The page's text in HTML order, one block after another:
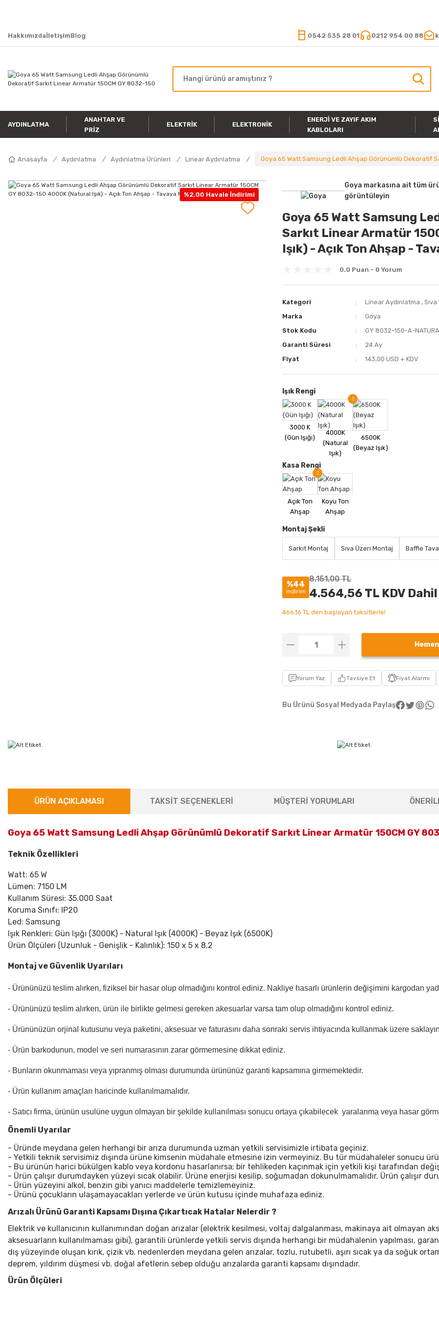
HakkımızdaİletişimBlog 0542 535 28 01 0212 954 00 88
AYDINLATMA
ANAHTAR VE
PRIZ
ELEKTRIK ELEKTRONIK
ENERJI VE ZAYIF AKIM
KABLOLARI
Anasayfa Aydınlatma Aydınlatma Ürünleri Linear Aydınlatma Goya 65 Watt Samsung Ledli Ahşap Görünümlü Dekoratif
%2,00 Havale İndirimi
Goya markasına ait tüm
görüntüleyin
Goya 65 Watt Samsung
Sarkıt Linear Armatür
Işık) - Açık Ton Ahşap -
0.0 Puan - 0 Yorum
Kategori Linear Aydınlatma ,
Marka
Goya
Stok Kodu
GY 8032-150-A-
Garanti Süresi
24 Ay
Fiyat
143,00 USD + KDV
Işık Rengi
Kasa Rengi
Montaj Şekli
Sarkıt Montaj Sıva Üzeri Montaj Baffle
%44
indirim
8.151,00 TL
4.564,56 TL KDV Dahil
466,16 TL den başlayan taksitlerle!
Hemen
Yorum Yaz Tavsiye Et Fiyat Alarmı
Bu Ürünü Sosyal Medyada Paylaş
ÜRÜN AÇIKLAMASI TAKSİT SEÇENEKLERİ MÜŞTERİ YORUMLARI
Goya 65 Watt Samsung Ledli Ahşap Görünümlü Dekoratif Sarkıt Linear Armatür 150CM GY
Teknik Özellikleri
Watt: 65 W
Lümen: 7150 LM
Kullanım Süresi: 35.000 Saat
Koruma Sınıfı: IP20
Led: Samsung
Işık Renkleri: Gün Işığı (3000K) - Natural Işık (4000K) - Beyaz Işık (6500K)
Ürün Ölçüleri (Uzunluk - Genişlik - Kalınlık): 150 x 5 x 8,2
Montaj ve Güvenlik Uyarıları
- Ürününüzü teslim alırken, fiziksel bir hasar olup olmadığını kontrol ediniz. Nakliye hasarlı ürünlerin değişimini kargodan
- Ürününüzü teslim alırken, ürün ile birlikte gelmesi gereken akesuarlar varsa tam olup olmadığını kontrol ediniz.
- Ürününüzün orjinal kutusunu veya paketini, aksesuar ve faturasını daha sonraki servis ihtiyacında kullanmak üzere
- Ürün barkodunun, model ve seri numarasının zarar görmemesine dikkat ediniz.
- Bunların okunmaması veya yıpranmış olması durumunda ürününüz garanti kapsamına girmemektedir.
- Ürün kullanım amaçları haricinde kullanılmamalıdır.
- Satıcı firma, ürünün usulüne uygun olmayan bir şekilde kullanılması sonucu ortaya çıkabilecek yaralanma veya hasar
Önemli Uyarılar
- Üründe meydana gelen herhangi bir arıza durumunda uzman yetkili servisimizle irtibata geçiniz.
- Yetkili teknik servisimiz dışında ürüne kimsenin müdahale etmesine izin vermeyiniz. Bu tür müdahaleler sonucu
- Bu ürünün harici bükülgen kablo veya kordonu hasarlanırsa; bir tehlikeden kaçınmak için yetkili kişi tarafından
- Ürün çalışır durumdayken yüzeyi sıcak olabilir. Ürüne enerjisi kesilip, soğumadan dokunulmamalıdır. Ürün çalışır
- Ürün yüzeyini alkol, benzin gibi yanıcı maddelerle temizlemeyiniz.
- Ürünü çocukların ulaşamayacakları yerlerde ve ürün kutusu içinde muhafaza ediniz.
Arızalı Ürünü Garanti Kapsamı Dışına Çıkartıcak Hatalar Nelerdir ?
Elektrik ve kullanıcının kullanımından doğan arızalar (elektrik kesilmesi, voltaj dalgalanması, makinaya ait olmayan
aksesuarların kullanılmaması gibi), garantili ürünlerde yetkili servis dışında herhangi bir müdahalenin yapılması,
dış yüzeyinde oluşan kırık, çizik vb. nedenlerden meydana gelen arızalar, tozlu, rutubetli, aşırı sıcak ya da soğuk
deprem, yıldırım düşmesi vb. doğal afetlerin sebep olduğu arızalarda garanti kapsamı dışındadır.
Ürün Ölçüleri